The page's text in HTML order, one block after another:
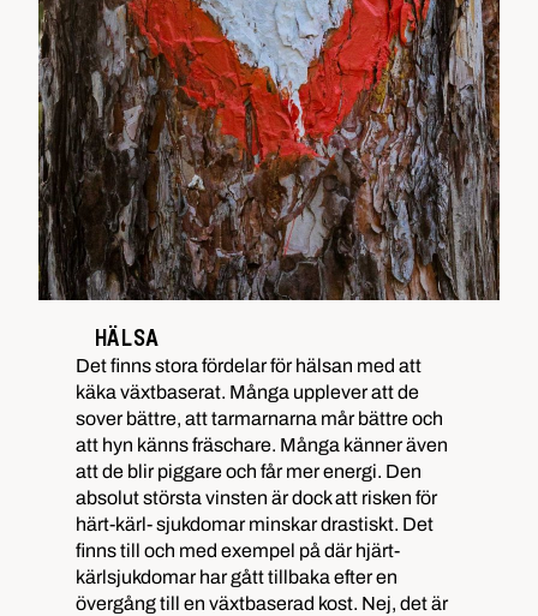
HÄLSA
Det finns stora fördelar för hälsan med att
käka växtbaserat. Många upplever att de
sover bättre, att tarmarnarna mår bättre och
att hyn känns fräschare. Många känner även
att de blir piggare och får mer energi. Den
absolut största vinsten är dock att risken för
härt-kärl- sjukdomar minskar drastiskt. Det
finns till och med exempel på där hjärt-
kärlsjukdomar har gått tillbaka efter en
övergång till en växtbaserad kost. Nej, det är